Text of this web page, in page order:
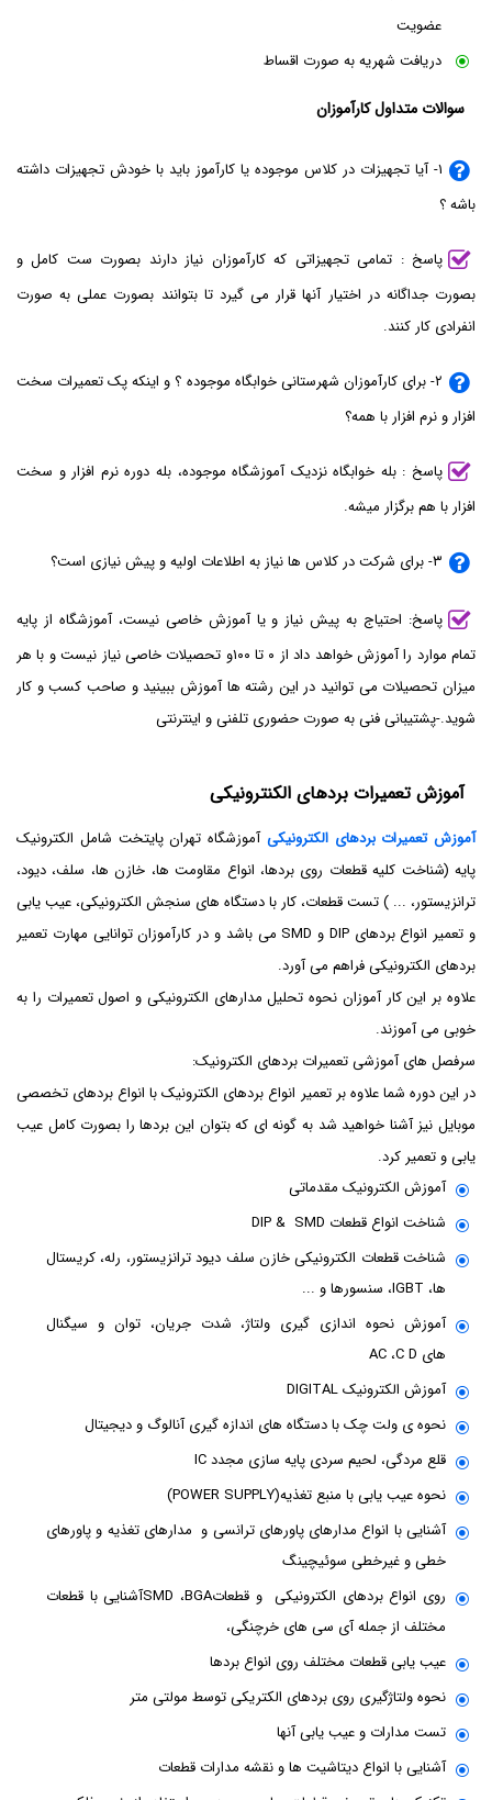
عضویت
دریافت شهریه به صورت اقساط
سوالات متداول کارآموزان
۱- آیا تجهیزات در کلاس موجوده یا کارآموز باید با خودش تجهیزات داشته
باشه ؟
پاسخ : تمامی تجهیزاتی که کارآموزان نیاز دارند بصورت ست کامل و
بصورت جداگانه در اختیار آنها قرار می گیرد تا بتوانند بصورت عملی به صورت
انفرادی کار کنند.
۲- برای کارآموزان شهرستانی خوابگاه موجوده ؟ و اینکه پک تعمیرات سخت
افزار و نرم افزار با همه؟
پاسخ : بله خوابگاه نزدیک آموزشگاه موجوده، بله دوره نرم افزار و سخت
افزار با هم برگزار میشه.
۳- برای شرکت در کلاس ها نیاز به اطلاعات اولیه و پیش نیازی است؟
پاسخ: احتیاج به پیش نیاز و یا آموزش خاصی نیست، آموزشگاه از پایه
تمام موارد را آموزش خواهد داد از ۰ تا ۱۰۰و تحصیلات خاصی نیاز نیست و با هر
میزان تحصیلات می توانید در این رشته ها آموزش ببینید و صاحب کسب و کار
شوید.-پشتیبانی فنی به صورت حضوری تلفنی و اینترنتی
آموزش تعمیرات بردهای الکنترونیکی
آموزش تعمیرات بردهای الکترونیکی آموزشگاه تهران پایتخت شامل الکترونیک
پایه (شناخت کلیه قطعات روی بردها، انواع مقاومت ها، خازن ها، سلف، دیود،
ترانزیستور، ... ) تست قطعات، کار با دستگاه های سنجش الکترونیکی، عیب یابی
و تعمیر انواع بردهای DIP و SMD می باشد و در کارآموزان توانایی مهارت تعمیر
بردهای الکترونیکی فراهم می آورد.
علاوه بر این کار آموزان نحوه تحلیل مدارهای الکترونیکی و اصول تعمیرات را به
خوبی می آموزند.
سرفصل های آموزشی تعمیرات بردهای الکترونیک:
در این دوره شما علاوه بر تعمیر انواع بردهای الکترونیک با انواع بردهای تخصصی
موبایل نیز آشنا خواهید شد به گونه ای که بتوان این بردها را بصورت کامل عیب
یابی و تعمیر کرد.
آموزش الکترونیک مقدماتی
شناخت انواع قطعات DIP & SMD
شناخت قطعات الکترونیکی خازن سلف دیود ترانزیستور، رله، کریستال
ها، IGBT، سنسورها و ...
آموزش نحوه اندازی گیری ولتاژ، شدت جریان، توان و سیگنال
های AC ،C D
آموزش الکترونیک DIGITAL
نحوه ی ولت چک با دستگاه های اندازه گیری آنالوگ و دیجیتال
قلع مردگی، لحیم سردی پایه سازی مجدد IC
نحوه عیب یابی با منبع تغذیه(POWER SUPPLY)
آشنایی با انواع مدارهای پاورهای ترانسی و مدارهای تغذیه و پاورهای
خطی و غیرخطی سوئیچینگ
روی انواع بردهای الکترونیکی و قطعاتSMD ،BGAآشنایی با قطعات
مختلف از جمله آی سی های خرچنگی،
عیب یابی قطعات مختلف روی انواع بردها
نحوه ولتاژگیری روی بردهای الکتریکی توسط مولتی متر
تست مدارات و عیب یابی آنها
آشنایی با انواع دیتاشیت ها و نقشه مدارات قطعات